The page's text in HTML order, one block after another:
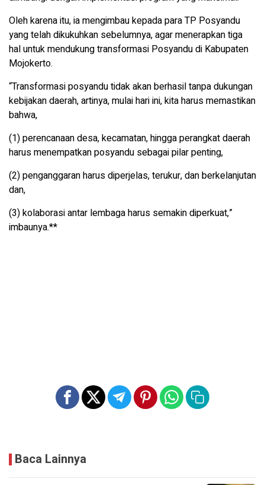
Oleh karena itu, ia mengimbau kepada para TP Posyandu
yang telah dikukuhkan sebelumnya, agar menerapkan tiga
hal untuk mendukung transformasi Posyandu di Kabupaten
Mojokerto.
“Transformasi posyandu tidak akan berhasil tanpa dukungan
kebijakan daerah, artinya, mulai hari ini, kita harus memastikan
bahwa,
(1) perencanaan desa, kecamatan, hingga perangkat daerah
harus menempatkan posyandu sebagai pilar penting,
(2) penganggaran harus diperjelas, terukur, dan berkelanjutan
dan,
(3) kolaborasi antar lembaga harus semakin diperkuat,”
imbaunya.**
Baca Lainnya